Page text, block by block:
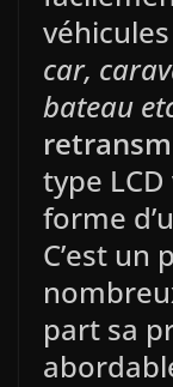
car,
bateau
type
forme
C’est
part sa